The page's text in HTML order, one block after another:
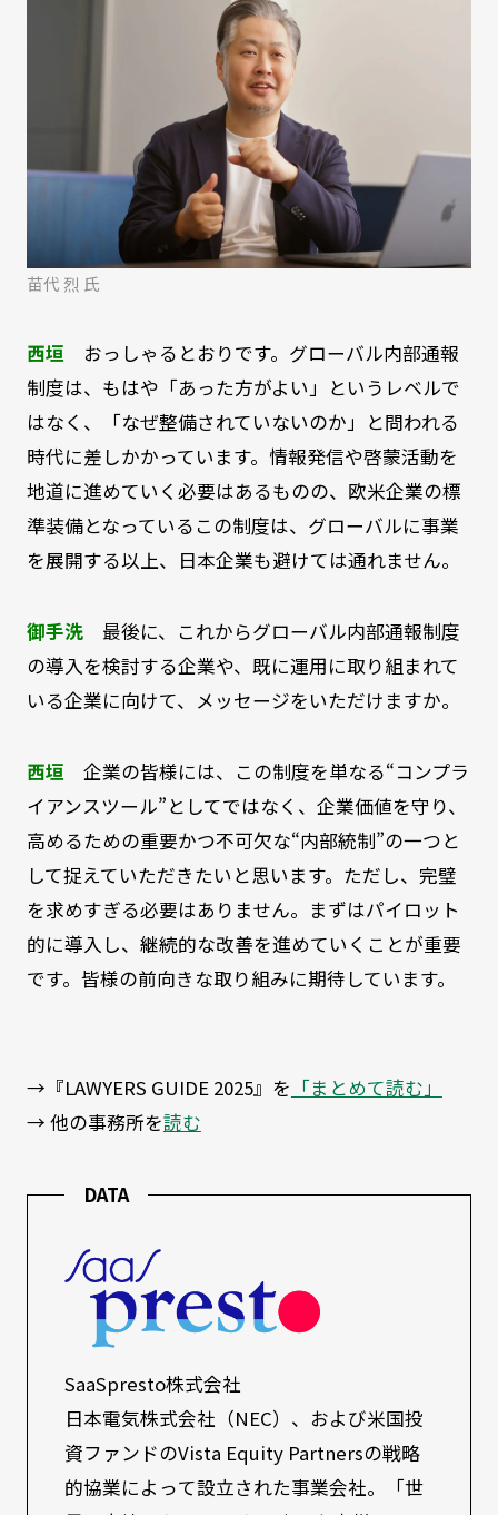
苗代 烈 氏
西垣 おっしゃるとおりです。グローバル内部通報
制度は、もはや「あった方がよい」というレベルで
はなく、「なぜ整備されていないのか」と問われる
時代に差しかかっています。情報発信や啓蒙活動を
地道に進めていく必要はあるものの、欧米企業の標
準装備となっているこの制度は、グローバルに事業
を展開する以上、日本企業も避けては通れません。
御手洗最後に、これからグローバル内部通報制度
の導入を検討する企業や、既に運用に取り組まれて
いる企業に向けて、メッセージをいただけますか。
西垣 企業の皆様には、この制度を単なる“コンプラ
イアンスツール”としてではなく、企業価値を守り、
高めるための重要かつ不可欠な“内部統制”の一つと
して捉えていただきたいと思います。ただし、完璧
を求めすぎる必要はありません。まずはパイロット
的に導入し、継続的な改善を進めていくことが重要
です。皆様の前向きな取り組みに期待しています。
→『LAWYERS GUIDE 2025』を 「まとめて読む」
→ 他の事務所を読む
DATA
SaaSpresto株式会社
日本電気株式会社（NEC）、および米国投
資ファンドのVista Equity Partnersの戦略
的協業によって設立された事業会社。「世